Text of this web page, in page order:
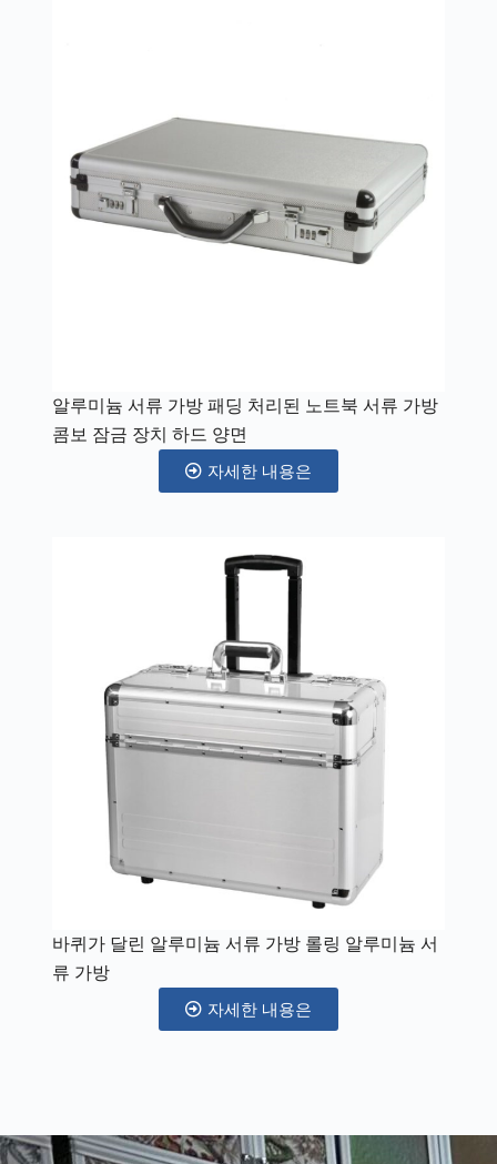
알루미늄 서류 가방 패딩 처리된 노트북 서류 가방
콤보 잠금 장치 하드 양면
자세한 내용은
바퀴가 달린 알루미늄 서류 가방 롤링 알루미늄 서
류 가방
자세한 내용은